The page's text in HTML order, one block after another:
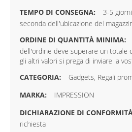
3-5
seconda dell'ubicazione del
dell'ordine deve superare un totale
gli altri valori si prega di inviare la
Gadgets, Regali
IMPRESSION
richiesta